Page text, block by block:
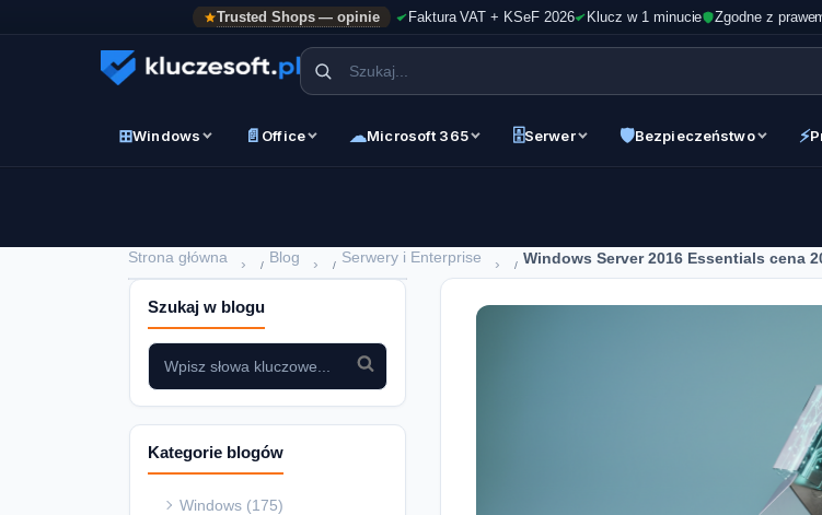
Trusted Shops — opinie Faktura VAT + KSeF 2026 Klucz w 1 minucie Zgodne z
⊞Windows 📄 Office ☁Microsoft 365 🗄Serwer 🛡Bezpieczeństwo ⚡
Strona główna › Blog › Serwery i Enterprise › Windows Server 2016 Essentials cena
Szukaj w blogu
Kategorie blogów
Windows (175)